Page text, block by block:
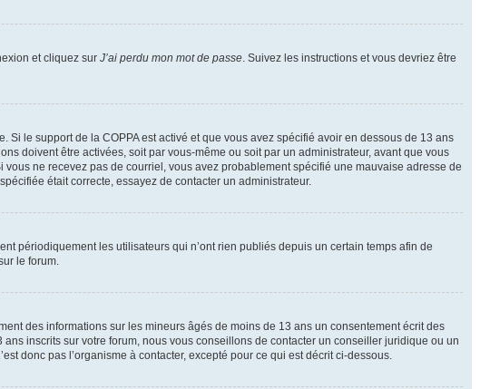
et cliquez sur J’ai perdu mon mot de passe. Suivez les instructions et vous devriez être
Si le support de la COPPA est activé et que vous avez spécifié avoir en dessous de 13 ans
doivent être activées, soit par vous-même ou soit par un administrateur, avant que vous
ne recevez pas de courriel, vous avez probablement spécifié une mauvaise adresse de
était correcte, essayez de contacter un administrateur.
périodiquement les utilisateurs qui n’ont rien publiés depuis un certain temps afin de
le forum.
des informations sur les mineurs âgés de moins de 13 ans un consentement écrit des
inscrits sur votre forum, nous vous conseillons de contacter un conseiller juridique ou un
donc pas l’organisme à contacter, excepté pour ce qui est décrit ci-dessous.